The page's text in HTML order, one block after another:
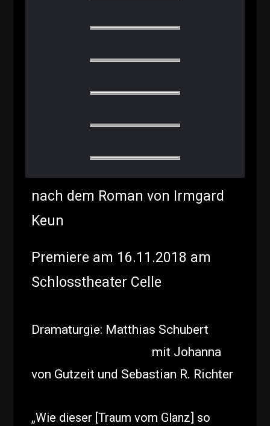
nach dem Roman von Irmgard
Keun
Premiere am 16.11.2018 am
Schlosstheater Celle
Dramaturgie: Matthias Schubert
mit Johanna
von Gutzeit und Sebastian R. Richter
„Wie dieser [Traum vom Glanz] so